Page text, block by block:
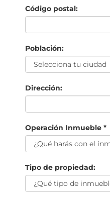
Código postal:
Población:
Dirección:
Operación Inmueble *
Tipo de propiedad: